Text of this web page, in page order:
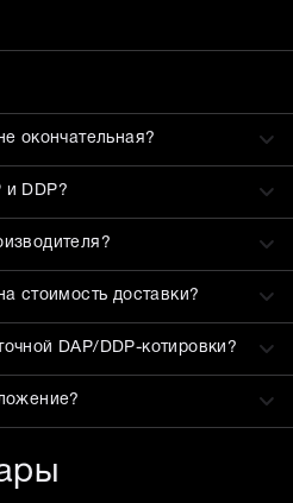
окончательная?
и DDP?
стоимость доставки?
DAP/DDP-котировки?